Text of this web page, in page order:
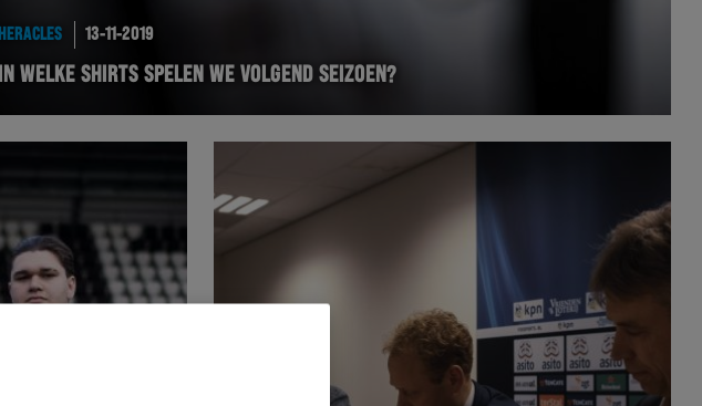
HERACLES 13-11-2019
IN WELKE SHIRTS SPELEN WE VOLGEND SEIZOEN?